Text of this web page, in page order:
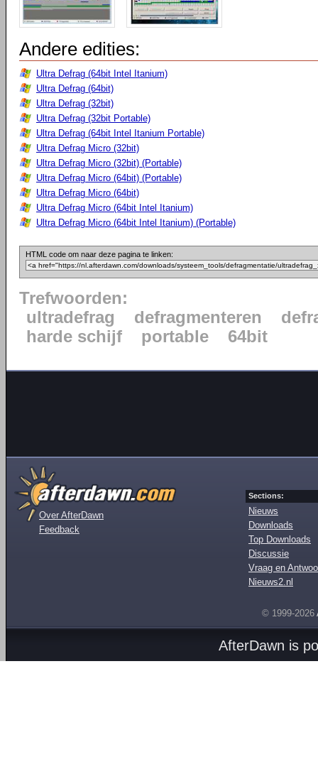
Andere edities:
Ultra Defrag (64bit Intel Itanium)
Ultra Defrag (64bit)
Ultra Defrag (32bit)
Ultra Defrag (32bit Portable)
Ultra Defrag (64bit Intel Itanium Portable)
Ultra Defrag Micro (32bit)
Ultra Defrag Micro (32bit) (Portable)
Ultra Defrag Micro (64bit) (Portable)
Ultra Defrag Micro (64bit)
Ultra Defrag Micro (64bit Intel Itanium)
Ultra Defrag Micro (64bit Intel Itanium) (Portable)
HTML code om naar deze pagina te linken:
Trefwoorden:
ultradefrag
defragmenteren
harde schijf
portable 64bit
Over AfterDawn
Feedback
Sections:
Nieuws
Downloads
Top Downloads
Discussie
Vraag en
Nieuws2.nl
© 1999-2026
AfterDawn is